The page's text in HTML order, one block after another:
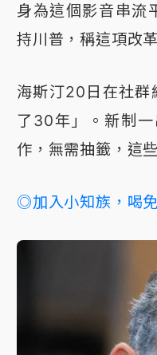
身為這個影音串流
持川普，稱這項改
海斯汀20日在社群
了30年」。新制
作，無需抽籤，這
◎加入小知族，喝